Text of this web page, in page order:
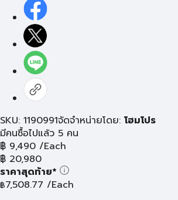
SKU: 1190991จัดจำหน่ายโดย: โฮมโปร
มีคนซื้อไปแล้ว 5 คน
฿ 9,490 /Each
฿ 20,980
ราคาสุดท้าย*
฿7,508.77 /Each